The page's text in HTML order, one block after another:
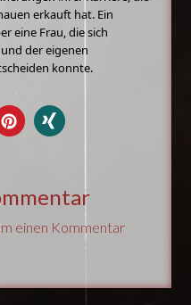
erkauft hat. Ein
eine Frau, die sich
der eigenen
konnte.
einen Kommentar